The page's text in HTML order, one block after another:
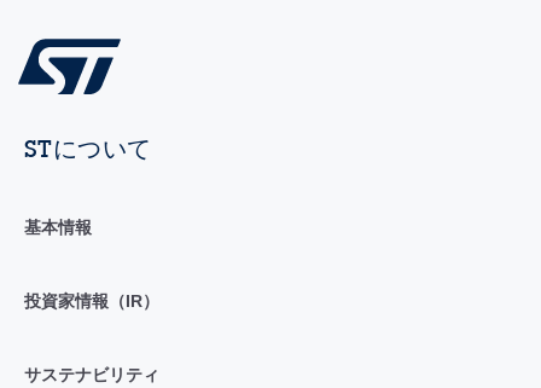
STについて
基本情報
投資家情報（IR）
サステナビリティ